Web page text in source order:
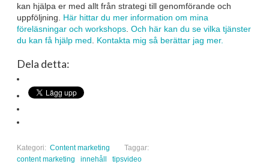
kan hjälpa er med allt från strategi till genomförande och
uppföljning. Här hittar du mer information om mina
föreläsningar och workshops Och här kan du se vilka tjänster
du kan få hjälp med
Kontakta mig så berättar jag mer.
Dela detta:
Kategori: Content marketing
Taggar:
content marketing
innehåll tipsvideo